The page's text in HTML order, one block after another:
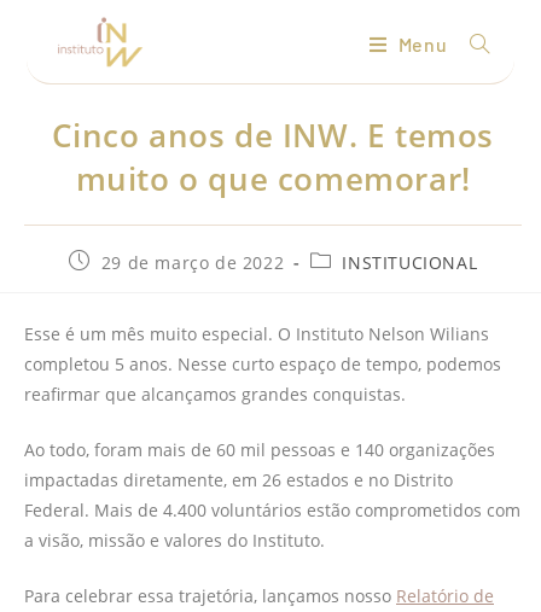
Menu
Cinco anos de INW. E temos
muito o que comemorar!
29 de março de 2022 INSTITUCIONAL
Esse é um mês muito especial. O Instituto Nelson Wilians
completou 5 anos. Nesse curto espaço de tempo, podemos
reafirmar que alcançamos grandes conquistas.
Ao todo, foram mais de 60 mil pessoas e 140 organizações
impactadas diretamente, em 26 estados e no Distrito
Federal. Mais de 4.400 voluntários estão comprometidos com
a visão, missão e valores do Instituto.
Para celebrar essa trajetória, lançamos nosso Relatório de